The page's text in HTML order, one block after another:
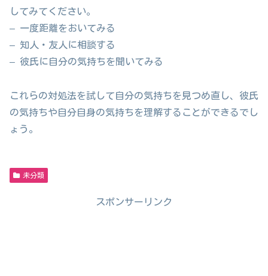
してみてください。
– 一度距離をおいてみる
– 知人・友人に相談する
– 彼氏に自分の気持ちを聞いてみる
これらの対処法を試して自分の気持ちを見つめ直し、彼氏
の気持ちや自分自身の気持ちを理解することができるでし
ょう。
未分類
スポンサーリンク